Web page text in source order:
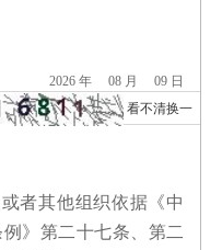
2026 年 08 月
09 日
看不清换一
者其他组织依据《中
》第二十七条、第二